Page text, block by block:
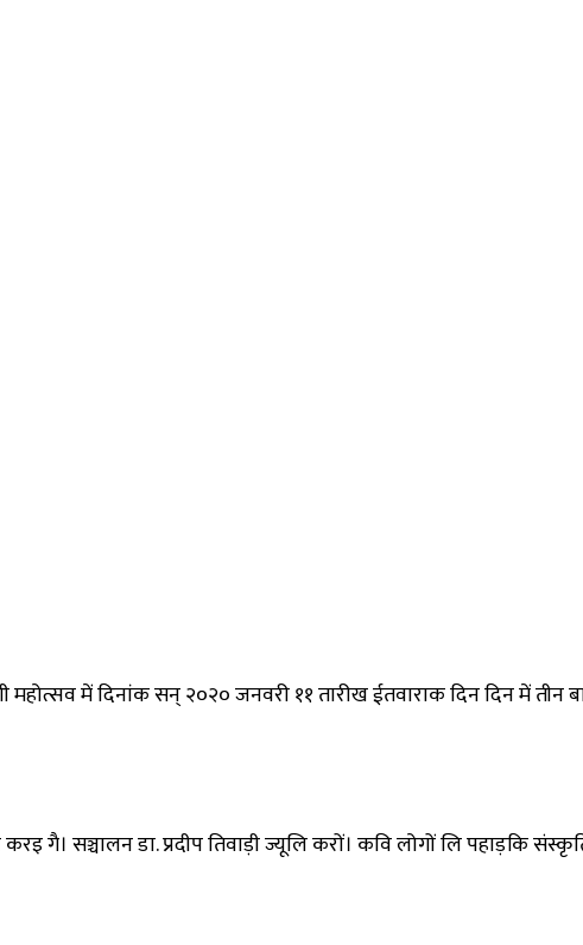
महोत्सव में दिनांक‌‌ सन् २०२० जनवरी ११ तारीख ईतवाराक दिन दिन
करइ गै। सञ्चालन डा. प्रदीप तिवाड़ी ज्यूलि करों। कवि लोगों लि